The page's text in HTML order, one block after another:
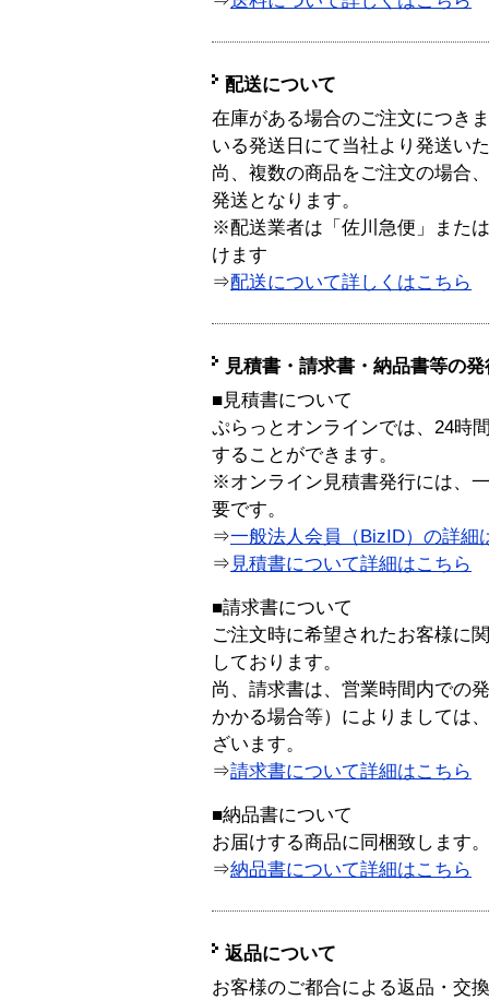
配送について
在庫がある場合のご注文につき
いる発送日にて当社より発送い
尚、複数の商品をご注文の場合
発送となります。
※配送業者は「佐川急便」また
けます
⇒配送について詳しくはこちら
見積書・請求書・納品書等の
■見積書について
ぷらっとオンラインでは、24時
することができます。
※オンライン見積書発行には、
要です。
⇒一般法人会員（BizID）の詳細
⇒ 見積書について詳細はこちら
■請求書について
ご注文時に希望されたお客様に
しております。
尚、請求書は、営業時間内での
かかる場合等）によりましては
ざいます。
⇒請求書について詳細はこちら
■納品書について
お届けする商品に同梱致します。
⇒納品書について詳細はこちら
返品について
お客様のご都合による返品・交